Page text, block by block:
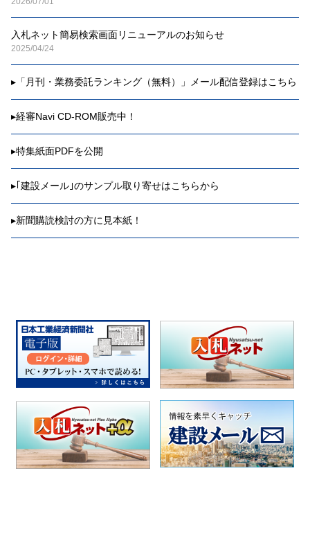
入札ネット簡易検索画面リニューアルのお知らせ
2025/04/24
▸ 「月刊・業務委託ランキング（無料）」メール配信登録はこちら
▸経審Navi CD-ROM販売中！
▸特集紙面PDFを公開
▸｢建設メール｣のサンプル取り寄せはこちらから
▸新聞購読検討の方に見本紙！